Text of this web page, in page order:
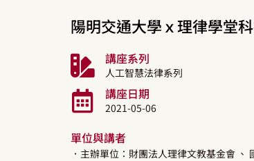
陽明交通大學ｘ理律學堂
講座系列
人工智慧法律系列
講座日期
2021-05-06
單位與講者
．主辦單位：財團法人理律文教基金會 、